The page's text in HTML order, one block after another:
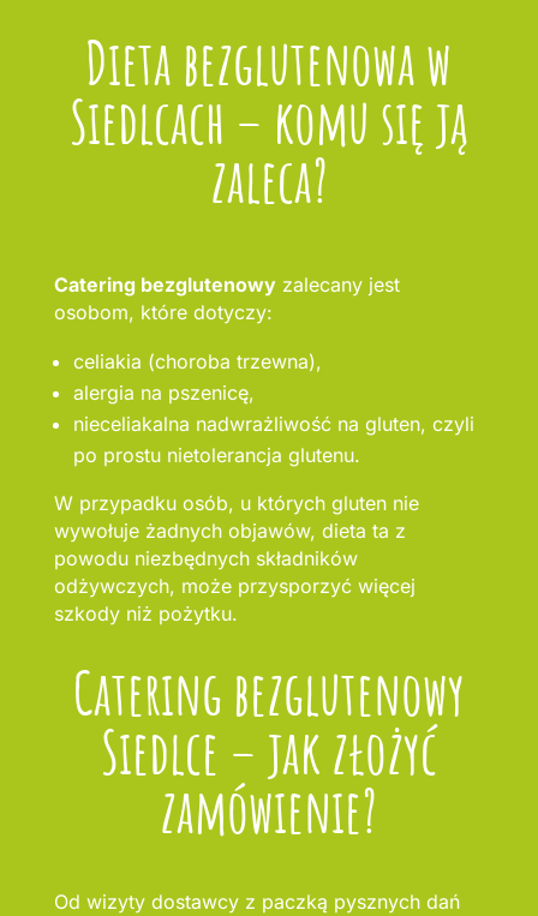
Dieta bezglutenowa w
Siedlcach – komu się ją
zaleca?
Catering bezglutenowyzalecany jest
osobom, które dotyczy:
celiakia (choroba trzewna),
alergia na pszenicę,
nieceliakalna nadwrażliwość na gluten, czyli
po prostu nietolerancja glutenu.
W przypadku osób, u których gluten nie
wywołuje żadnych objawów, dieta ta z
powodu niezbędnych składników
odżywczych, może przysporzyć więcej
szkody niż pożytku.
Catering bezglutenowy
Siedlce – jak złożyć
zamówienie?
Od wizyty dostawcy z paczką pysznych dań